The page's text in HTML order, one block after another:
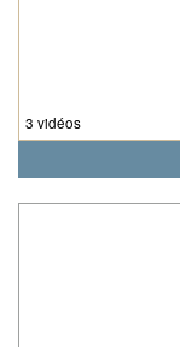
3 vidéos